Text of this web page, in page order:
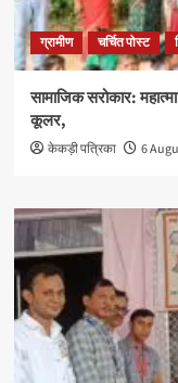
ग्रामीण चर्चित पोस्ट
सामाजिक सरोकार:
कूलर,
केकड़ी पत्रिका 6